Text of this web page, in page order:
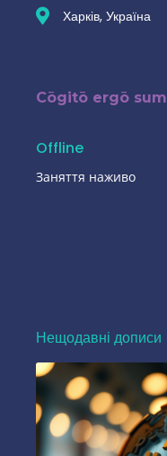
Харків, Україна
Cōgitō ergō sum
Offline
Заняття наживо
Нещодавні дописи